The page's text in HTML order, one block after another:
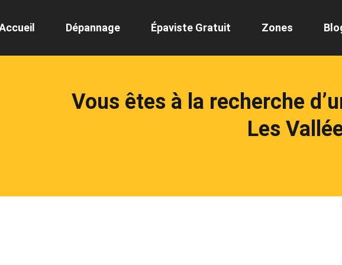
Dépannage Épaviste Gratuit Zones
Vous êtes à la recherche
Les